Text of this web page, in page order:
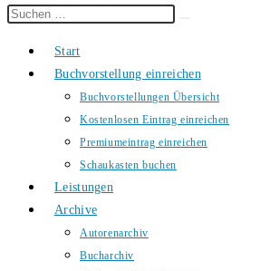
Diese
durchsuchen
Start
Buchvorstellung einreichen
Buchvorstellungen Übersicht
Kostenlosen Eintrag einreichen
Premiumeintrag einreichen
Schaukasten buchen
Leistungen
Archive
Autorenarchiv
Bucharchiv